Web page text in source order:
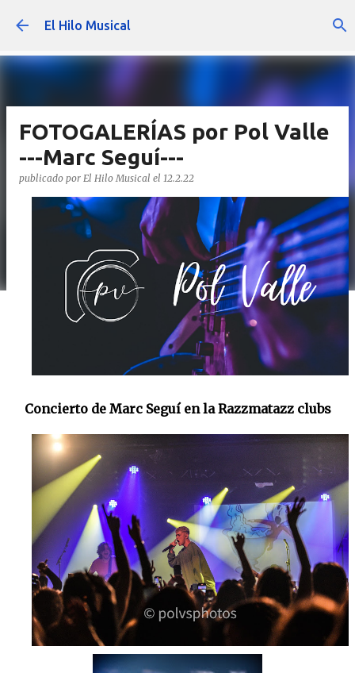
Ir al contenido principal
El Hilo Musical
FOTOGALERÍAS por Pol Valle
---Marc Seguí---
publicado por El Hilo Musical el 12.2.22
Concierto de Marc Seguí en la Razzmatazz clubs